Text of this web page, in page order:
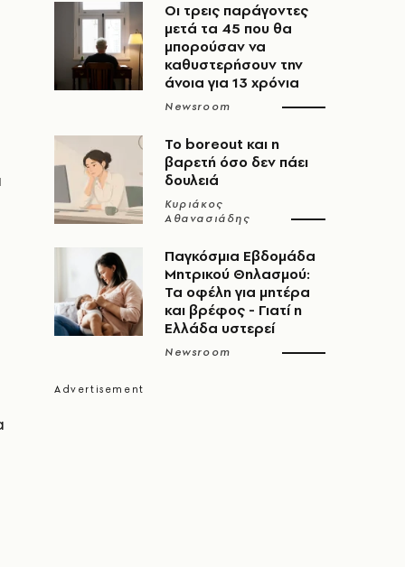
Οι τρεις παράγοντες
μετά τα 45 που θα
μπορούσαν να
καθυστερήσουν την
άνοια για 13 χρόνια
Newsroom
Το boreout και η
βαρετή όσο δεν πάει
δουλειά
Κυριάκος
Αθανασιάδης
Παγκόσμια Εβδομάδα
Μητρικού Θηλασμού:
Τα οφέλη για μητέρα
και βρέφος - Γιατί η
Ελλάδα υστερεί
Newsroom